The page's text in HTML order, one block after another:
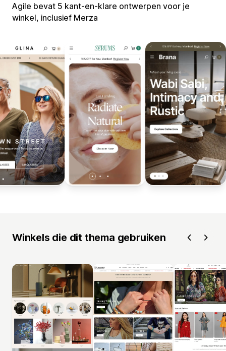
Agile bevat 5 kant-en-klare ontwerpen voor je
winkel, inclusief Merza
Winkels die dit thema gebruiken